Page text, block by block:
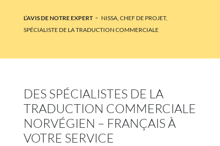
L’AVIS DE NOTRE EXPERT - NISSA, CHEF DE PROJET,
SPÉCIALISTE DE LA TRADUCTION COMMERCIALE
DES SPÉCIALISTES DE LA
TRADUCTION COMMERCIALE
NORVÉGIEN – FRANÇAIS À
VOTRE SERVICE